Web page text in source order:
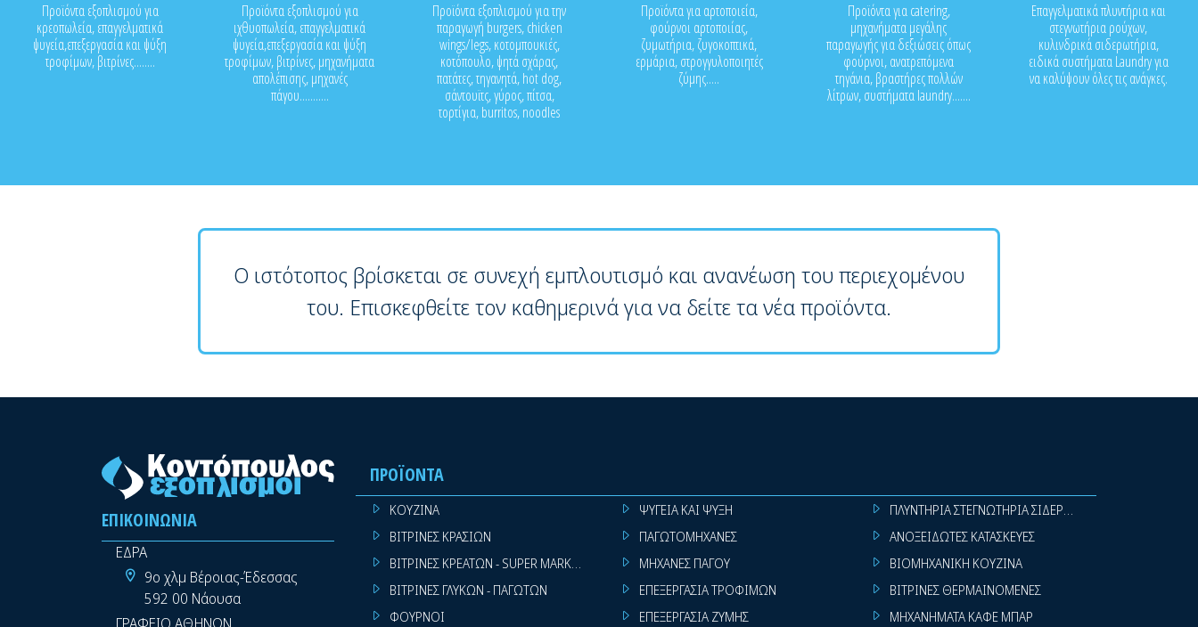
Προϊόντα εξοπλισμού για
κρεοπωλεία, επαγγελματικά
ψυγεία,επεξεργασία και ψύξη
τροφίμων, βιτρίνες........
Προϊόντα εξοπλισμού για
ιχθυοπωλεία, επαγγελματικά
ψυγεία,επεξεργασία και ψύξη
τροφίμων, βιτρίνες, μηχανήματα
απολέπισης, μηχανές
πάγου...........
Προϊόντα εξοπλισμού για την
παραγωγή burgers, chicken
wings/legs, κοτομπουκιές,
κοτόπουλο, ψητά σχάρας,
πατάτες, τηγανητά, hot dog,
σάντουϊτς, γύρος, πίτσα,
τορτίγια, burritos, noodles
Προϊόντα για αρτοποιεία,
φούρνοι αρτοποιίας,
ζυμωτήρια, ζυγοκοπτικά,
ερμάρια, στρογγυλοποιητές
ζύμης.....
Προϊόντα για catering,
μηχανήματα μεγάλης
παραγωγής για δεξιώσεις όπως
φούρνοι, ανατρεπόμενα
τηγάνια, βραστήρες πολλών
λίτρων, συστήματα laundry.......
Επαγγελματικά πλυντήρια και
στεγνωτήρια ρούχων,
κυλινδρικά σιδερωτήρια,
ειδικά συστήματα Laundry για
να καλύψουν όλες τις ανάγκες.
Ο ιστότοπος βρίσκεται σε συνεχή εμπλουτισμό και ανανέωση του περιεχομένου
του. Επισκεφθείτε τον καθημερινά για να δείτε τα νέα προϊόντα.
ΕΠΙΚΟΙΝΩΝΊΑ
ΕΔΡΑ
9ο χλμ Βέροιας-Έδεσσας
592 00 Νάουσα
ΠΡΟΪΌΝΤΑ
ΚΟΥΖΙΝΑ
ΒΙΤΡΙΝΕΣ ΚΡΑΣΙΩΝ
ΒΙΤΡΙΝΕΣ ΚΡΕΑΤΩΝ - SUPER MARKET
ΒΙΤΡΙΝΕΣ ΓΛΥΚΩΝ - ΠΑΓΩΤΩΝ
ΦΟΥΡΝΟΙ
ΨΥΓΕΙΑ ΚΑΙ ΨΥΞΗ
ΠΑΓΩΤΟΜΗΧΑΝΕΣ
ΜΗΧΑΝΕΣ ΠΑΓΟΥ
ΕΠΕΞΕΡΓΑΣΙΑ ΤΡΟΦΙΜΩΝ
ΕΠΕΞΕΡΓΑΣΙΑ ΖΥΜΗΣ
ΠΛΥΝΤΗΡΙΑ ΣΤΕΓΝΩΤΗΡΙΑ ΣΙΔΕΡΩΤΗΡΙΑ ΡΟΥΧΩΝ
ΑΝΟΞΕΙΔΩΤΕΣ ΚΑΤΑΣΚΕΥΕΣ
ΒΙΟΜΗΧΑΝΙΚΗ ΚΟΥΖΙΝΑ
ΒΙΤΡΙΝΕΣ ΘΕΡΜΑΙΝΟΜΕΝΕΣ
ΜΗΧΑΝΗΜΑΤΑ ΚΑΦΕ ΜΠΑΡ